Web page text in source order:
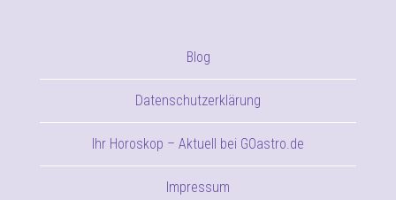
Blog
Datenschutzerklärung
Ihr Horoskop – Aktuell bei GOastro.de
Impressum